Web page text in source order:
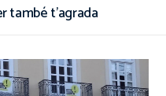
també t'agrada